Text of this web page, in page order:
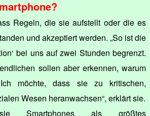
Regeln, die sie aufstellt oder die es
und akzeptiert werden. „So ist die
bei uns auf zwei Stunden begrenzt.
sollen aber erkennen, warum
möchte, dass sie zu kritischen,
Wesen heranwachsen“, erklärt sie.
Smartphones als größtes